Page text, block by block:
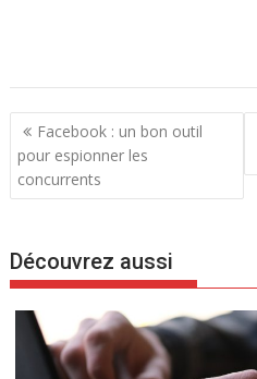
N
a
v
g
a
Facebook : un bon outil
pour espionner les
concurrents
Découvrez aussi